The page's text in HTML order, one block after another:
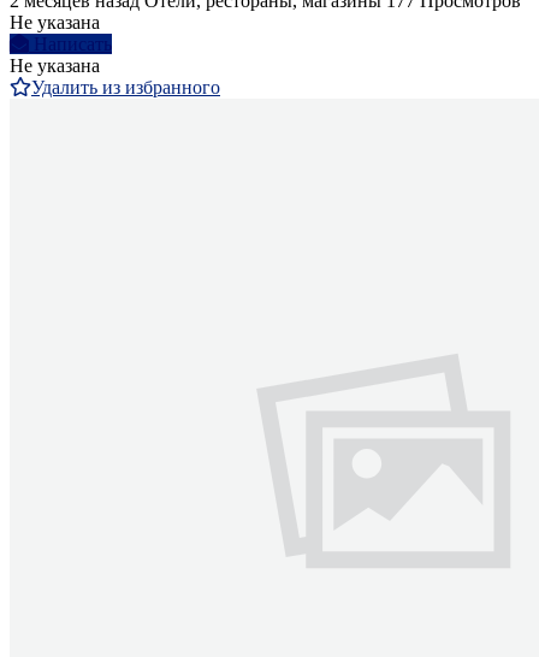
Не указана
Написать
Не указана
Удалить из избранного